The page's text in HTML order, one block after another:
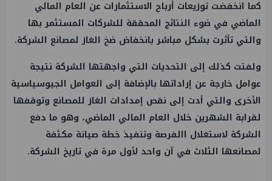
كما انخفضت توزيعات أرباح الاستثمارات عن العام المالي
الماضي في ضوء النتائج المحققة للشركات المستثمر بها
والتي تأثرت بشكل مباشر بانخفاض ضخ الغاز لمصانع الشركة.
ولفتت كذلك إلى التحديات التي واجهتها الشركة نتيجة
عوامل خارجة عن إراداتها بالإضافة إلى العوامل الجيوسياسية
الأخرى والتي أدت إلى نقص إمدادات الغاز للمصانع وتوقفها
لقرابة الشهرين خلال العام المالي الماضي، وهو ما دفع
الشركة لاستغلال االفرصة وتنفيذ خطة صيانة مكثفة
لمصانعها الثلاث في آن واحد لأول مرة في تاريخ الشركة.